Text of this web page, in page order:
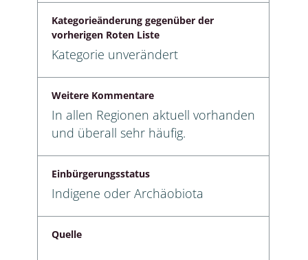
Kategorieänderung gegenüber der
vorherigen Roten Liste
Kategorie unverändert
Weitere Kommentare
In allen Regionen aktuell vorhanden
und überall sehr häufig.
Einbürgerungsstatus
Indigene oder Archäobiota
Quelle